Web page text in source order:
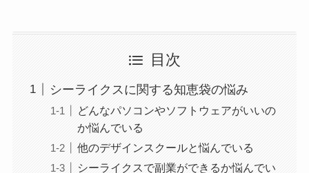
目次
シーライクスに関する知恵袋の悩み
どんなパソコンやソフトウェアがいいの
か悩んでいる
他のデザインスクールと悩んでいる
シーライクスで副業ができるか悩んでい